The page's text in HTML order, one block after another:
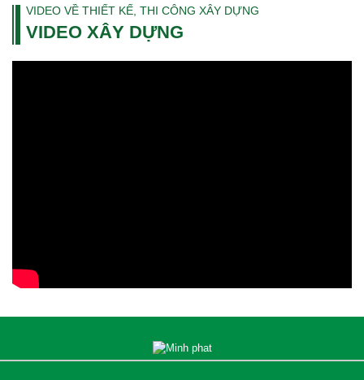
VIDEO VỀ THIẾT KẾ, THI CÔNG XÂY DỰNG
VIDEO XÂY DỰNG